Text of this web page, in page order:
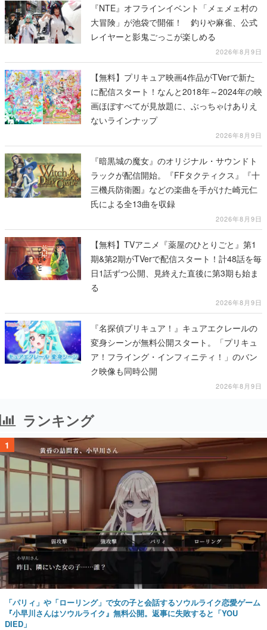
『NTE』オフラインイベント「メェメェ村の
大冒険」が池袋で開催！ 釣りや麻雀、公式
レイヤーと影鬼ごっこが楽しめる
2026年8月9日
【無料】プリキュア映画4作品がTVerで新た
に配信スタート！なんと2018年～2024年の映
画ほぼすべてが見放題に、ぶっちゃけありえ
ないラインナップ
2026年8月9日
『暗黒城の魔女』のオリジナル・サウンドト
ラックが配信開始。『FFタクティクス』『十
三機兵防衛圏』などの楽曲を手がけた崎元仁
氏による全13曲を収録
2026年8月9日
【無料】TVアニメ『薬屋のひとりごと』第1
期&第2期がTVerで配信スタート！計48話を毎
日1話ずつ公開、見終えた直後に第3期も始ま
る
2026年8月9日
『名探偵プリキュア！』キュアエクレールの
変身シーンが無料公開スタート。「プリキュ
ア！フライング・インフィニティ！」のバン
ク映像も同時公開
2026年8月9日
ランキング
1
「パリィ」や「ローリング」で女の子と会話するソウルライク恋愛ゲーム
『小早川さんはソウルライク』無料公開。返事に失敗すると「YOU
DIED」